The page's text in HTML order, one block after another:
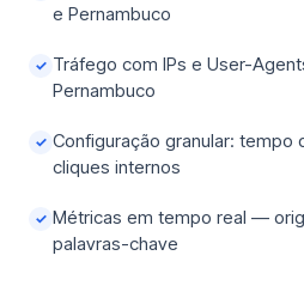
e Pernambuco
✓ Tráfego com IPs e User-
Pernambuco
✓ Configuração granular: tempo
cliques internos
✓ Métricas em tempo real —
palavras-chave